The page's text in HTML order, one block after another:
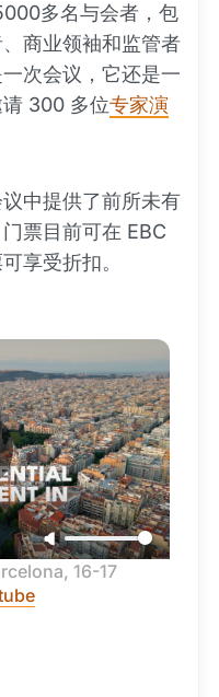
多名与会者，包
商业领袖和监管者
次会议，它还是一
300 多位专家演
中提供了前所未有
票目前可在 EBC
享受折扣。
16-17